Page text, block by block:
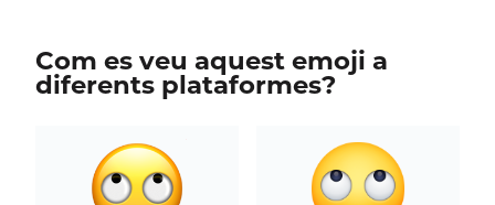
Com es veu aquest emoji a
diferents plataformes?